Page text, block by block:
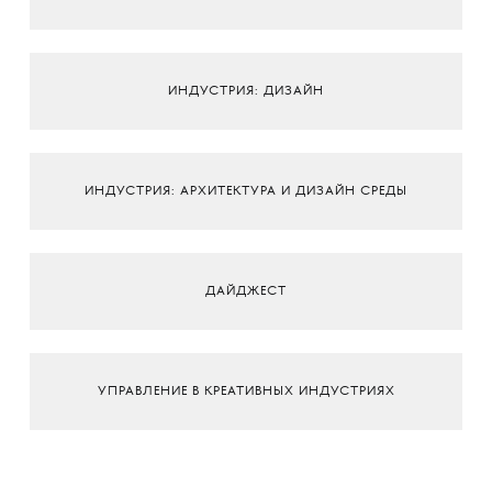
ИНДУСТРИЯ: ДИЗАЙН
ИНДУСТРИЯ: АРХИТЕКТУРА И ДИЗАЙН СРЕДЫ
ДАЙДЖЕСТ
УПРАВЛЕНИЕ В КРЕАТИВНЫХ ИНДУСТРИЯХ